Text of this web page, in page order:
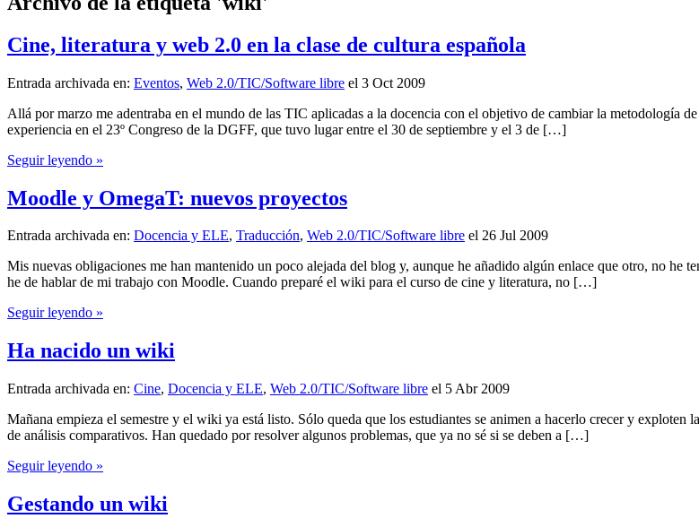
Cine, literatura y web 2.0 en la clase de cultura española
Entrada archivada en: Eventos, Web 2.0/TIC/Software libre el 3 Oct 2009
Allá por marzo me adentraba en el mundo de las TIC aplicadas a la docencia con el objetivo de cambiar la metodología
experiencia en el 23º Congreso de la DGFF, que tuvo lugar entre el 30 de septiembre y el 3 de […]
Seguir leyendo »
Moodle y OmegaT: nuevos proyectos
Entrada archivada en: Docencia y ELE, Traducción, Web 2.0/TIC/Software libre el 26 Jul 2009
Mis nuevas obligaciones me han mantenido un poco alejada del blog y, aunque he añadido algún enlace que otro, no
he de hablar de mi trabajo con Moodle. Cuando preparé el wiki para el curso de cine y literatura, no […]
Seguir leyendo »
Ha nacido un wiki
Entrada archivada en: Cine, Docencia y ELE, Web 2.0/TIC/Software libre el 5 Abr 2009
Mañana empieza el semestre y el wiki ya está listo. Sólo queda que los estudiantes se animen a hacerlo crecer y
de análisis comparativos. Han quedado por resolver algunos problemas, que ya no sé si se deben a […]
Seguir leyendo »
Gestando un wiki